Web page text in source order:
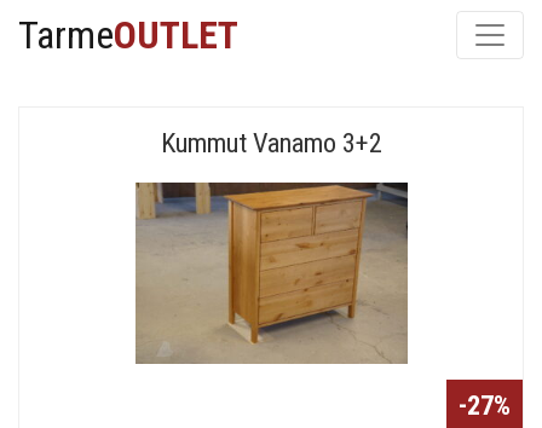
TarmeOUTLET
Kummut Vanamo 3+2
-27%